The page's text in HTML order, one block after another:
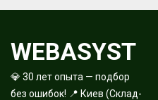
WEBASYST
💎 30 лет опыта — подбор
без ошибок! 📍 Киев (Склад-